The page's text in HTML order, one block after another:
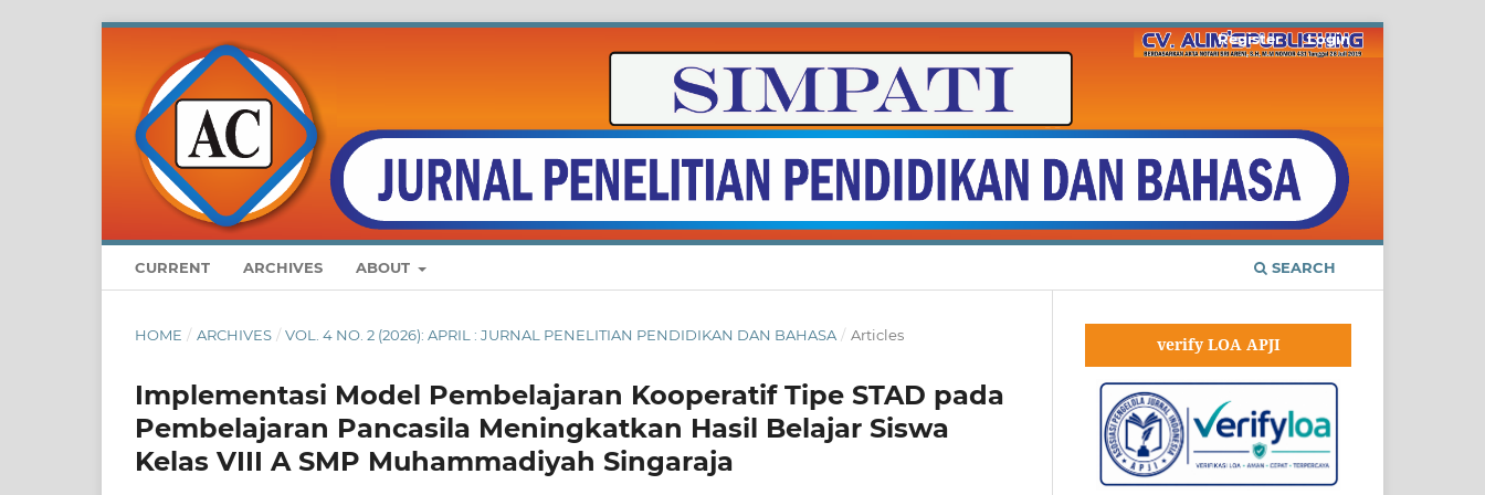
CURRENT ARCHIVES ABOUT SEARCH
Register Login
HOME / ARCHIVES / VOL. 4 NO. 2 (2026): APRIL : JURNAL PENELITIAN PENDIDIKAN DAN BAHASA / Articles
Implementasi Model Pembelajaran Kooperatif Tipe STAD pada
Pembelajaran Pancasila Meningkatkan Hasil Belajar Siswa
Kelas VIII A SMP Muhammadiyah Singaraja
verify LOA APJI